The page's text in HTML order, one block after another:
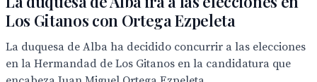
Los Gitanos con Ortega Ezpeleta
La duquesa de Alba ha decidido concurrir a las elecciones
en la Hermandad de Los Gitanos en la candidatura que